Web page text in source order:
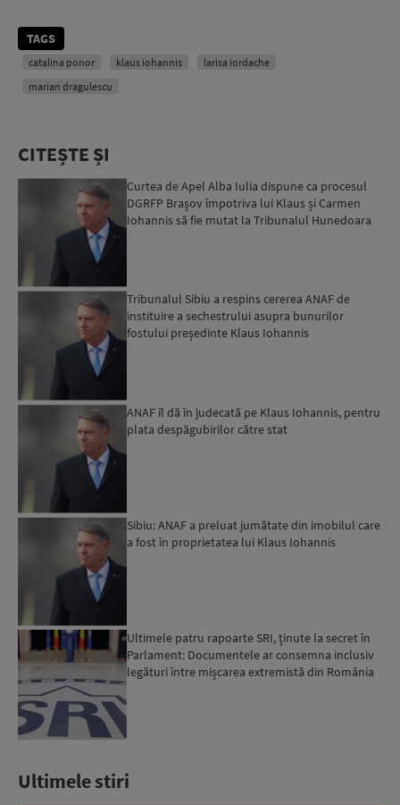
TAGS
catalina ponor klaus iohannis
larisa iordache
marian dragulescu
CITEȘTE ȘI
Curtea de Apel Alba Iulia dispune ca procesul
DGRFP Brașov împotriva lui Klaus și Carmen
Iohannis să fie mutat la Tribunalul Hunedoara
Tribunalul Sibiu a respins cererea ANAF de
instituire a sechestrului asupra bunurilor
fostului președinte Klaus Iohannis
ANAF îl dă în judecată pe Klaus Iohannis, pentru
plata despăgubirilor către stat
Sibiu: ANAF a preluat jumătate din imobilul care
a fost în proprietatea lui Klaus Iohannis
Ultimele patru rapoarte SRI, ținute la secret în
Parlament: Documentele ar consemna inclusiv
legături între mișcarea extremistă din România
Ultimele stiri